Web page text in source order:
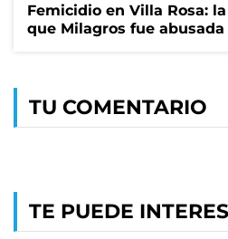
Femicidio en Villa Rosa:
que Milagros fue
TU COMENTARIO
TE PUEDE